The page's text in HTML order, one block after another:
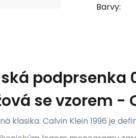
Barvy:
podprsenka
se vzorem -
klasika. Calvin Klein 1996 je